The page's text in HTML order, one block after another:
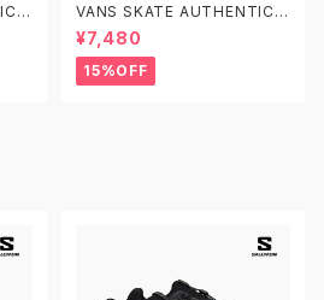
V
VANS SKATE AUTHENTIC V
N0A5FC8FS8 22.5-25.5 CH
ECKERBOARD MARSHMALL
OW ヴァンズ スケート オーセン
ティック スケシュー スケートシ
¥7,480
15%OFF